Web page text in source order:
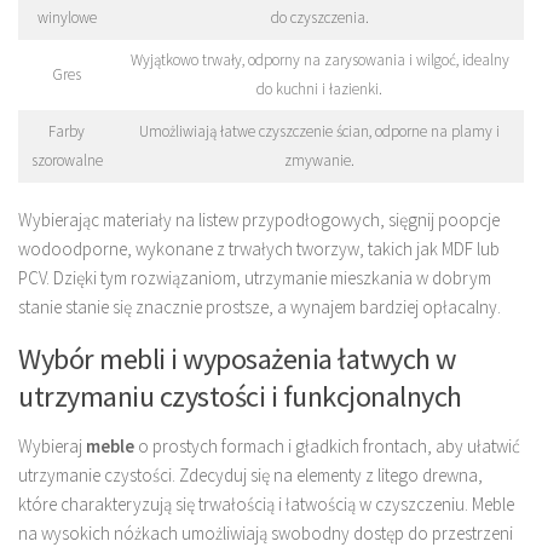
winylowe
do czyszczenia.
Gres
Wyjątkowo trwały, odporny na zarysowania i wilgoć, idealny
do kuchni i łazienki.
Farby
szorowalne
Umożliwiają łatwe czyszczenie ścian, odporne na plamy i
zmywanie.
Wybierając materiały na listew przypodłogowych, sięgnij poopcje
wodoodporne, wykonane z trwałych tworzyw, takich jak MDF lub
PCV. Dzięki tym rozwiązaniom, utrzymanie mieszkania w dobrym
stanie stanie się znacznie prostsze, a wynajem bardziej opłacalny.
Wybór mebli i wyposażenia łatwych w
utrzymaniu czystości i funkcjonalnych
Wybieraj meble o prostych formach i gładkich frontach, aby ułatwić
utrzymanie czystości. Zdecyduj się na elementy z litego drewna,
które charakteryzują się trwałością i łatwością w czyszczeniu. Meble
na wysokich nóżkach umożliwiają swobodny dostęp do przestrzeni